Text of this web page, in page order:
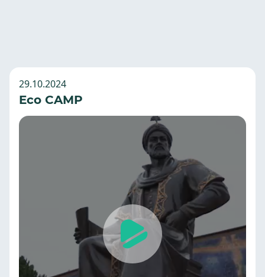
29.10.2024
Eco CAMP